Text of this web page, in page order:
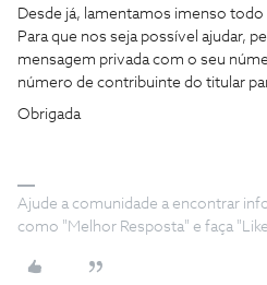
Desde já, lamentamos imenso
Para que nos seja possível ajudar,
mensagem privada com o seu
número de contribuinte do titular
Obrigada
Ajude a comunidade a encontrar
como "Melhor Resposta" e faça